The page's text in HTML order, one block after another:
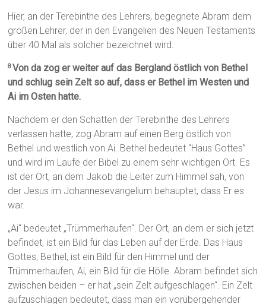
Hier, an der Terebinthe des Lehrers, begegnete Abram dem
großen Lehrer, der in den Evangelien des Neuen Testaments
über 40 Mal als solcher bezeichnet wird.
8Von da zog er weiter auf das Bergland östlich von Bethel
und schlug sein Zelt so auf, dass er Bethel im Westen und
Ai im Osten hatte.
Nachdem er den Schatten der Terebinthe des Lehrers
verlassen hatte, zog Abram auf einen Berg östlich von
Bethel und westlich von Ai. Bethel bedeutet “Haus Gottes”
und wird im Laufe der Bibel zu einem sehr wichtigen Ort. Es
ist der Ort, an dem Jakob die Leiter zum Himmel sah, von
der Jesus im Johannesevangelium behauptet, dass Er es
war.
„Ai“ bedeutet „Trümmerhaufen“. Der Ort, an dem er sich jetzt
befindet, ist ein Bild für das Leben auf der Erde. Das Haus
Gottes, Bethel, ist ein Bild für den Himmel und der
Trümmerhaufen, Ai, ein Bild für die Hölle. Abram befindet sich
zwischen beiden – er hat „sein Zelt aufgeschlagen“. Ein Zelt
aufzuschlagen bedeutet, dass man ein vorübergehender